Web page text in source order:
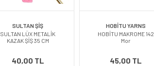
SULTAN ŞİŞ
SULTAN LÜX METALİK
KAZAK ŞİŞ 35 CM
40,00 TL
HOBİTU YARNS
HOBİTU MAKROME 142
Mor
45,00 TL